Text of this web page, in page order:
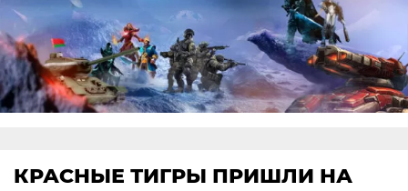
КРАСНЫЕ ТИГРЫ ПРИШЛИ НА